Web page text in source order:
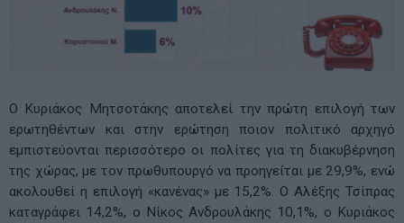
Ο Κυριάκος Μητσοτάκης αποτελεί την πρώτη επιλογή των
ερωτηθέντων και στην ερώτηση ποιον πολιτικό αρχηγό
εμπιστεύονται περισσότερο οι πολίτες για τη διακυβέρνηση
της χώρας, με τον πρωθυπουργό να προηγείται με 29,9%, ενώ
ακολουθεί η επιλογή «κανένας» με 15,2%. Ο Αλέξης Τσίπρας
καταγράφει 14,2%, ο Νίκος Ανδρουλάκης 10,1%, ο Κυριάκος